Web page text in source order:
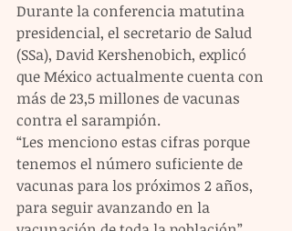
Durante la conferencia matutina
presidencial, el secretario de Salud
(SSa), David Kershenobich, explicó
que México actualmente cuenta con
más de 23,5 millones de vacunas
contra el sarampión.
“Les menciono estas cifras porque
tenemos el número suficiente de
vacunas para los próximos 2 años,
para seguir avanzando en la